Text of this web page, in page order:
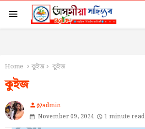
Home কুইজ কুইজ
কুইজ
person@admin
November 09, 2024
1 minute read